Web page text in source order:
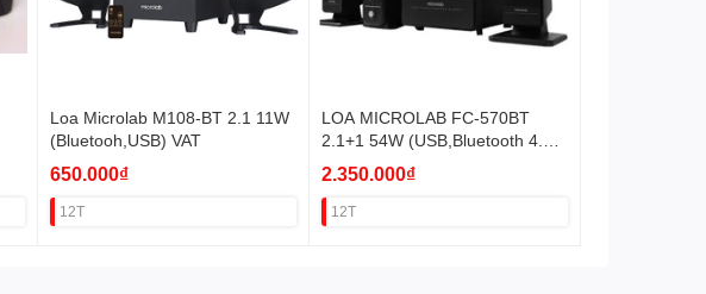
Loa Microlab M108-BT 2.1 11W
(Bluetooh,USB) VAT
650.000₫
12T
LOA MICROLAB FC-570BT
2.1+1 54W (USB,Bluetooth 4.0)
VAT
2.350.000₫
12T